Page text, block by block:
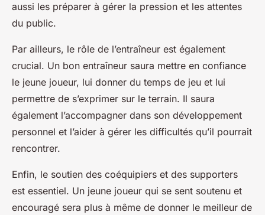
aussi les préparer à gérer la pression et les attentes
du public.
Par ailleurs, le rôle de l’entraîneur est également
crucial. Un bon entraîneur saura mettre en confiance
le jeune joueur, lui donner du temps de jeu et lui
permettre de s’exprimer sur le terrain. Il saura
également l’accompagner dans son développement
personnel et l’aider à gérer les difficultés qu’il pourrait
rencontrer.
Enfin, le soutien des coéquipiers et des supporters
est essentiel. Un jeune joueur qui se sent soutenu et
encouragé sera plus à même de donner le meilleur de